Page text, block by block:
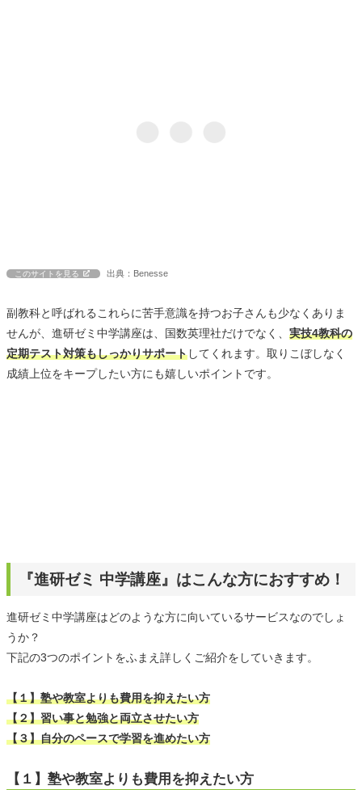
このサイトを見る 出典：Benesse
副教科と呼ばれるこれらに苦手意識を持つお子さんも少なくありま
せんが、進研ゼミ中学講座は、国数英理社だけでなく、 実技4教科の
定期テスト対策もしっかりサポートしてくれます。取りこぼしなく
成績上位をキープしたい方にも嬉しいポイントです。
『進研ゼミ 中学講座』はこんな方におすすめ！
進研ゼミ中学講座はどのような方に向いているサービスなのでしょ
うか？
下記の3つのポイントをふまえ詳しくご紹介をしていきます。
【１】塾や教室よりも費用を抑えたい方
【２】習い事と勉強と両立させたい方
【３】自分のペースで学習を進めたい方
【１】塾や教室よりも費用を抑えたい方